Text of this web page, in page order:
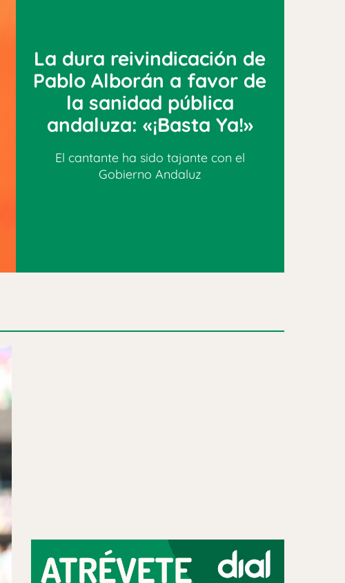
La dura reivindicación de
Pablo Alborán a favor de
la sanidad pública
andaluza: «¡Basta Ya!»
El cantante ha sido tajante con el
Gobierno Andaluz